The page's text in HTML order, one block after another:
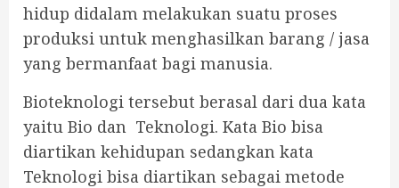
hidup didalam melakukan suatu proses
produksi untuk menghasilkan barang / jasa
yang bermanfaat bagi manusia.
Bioteknologi tersebut berasal dari dua kata
yaitu Bio dan Teknologi. Kata Bio bisa
diartikan kehidupan sedangkan kata
Teknologi bisa diartikan sebagai metode